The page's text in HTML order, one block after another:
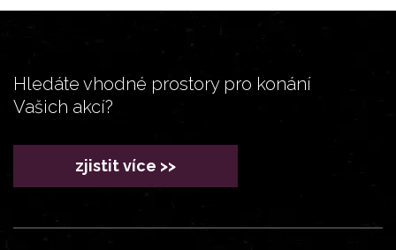
Hledáte vhodné prostory pro konání
Vašich akcí?
zjistit více >>